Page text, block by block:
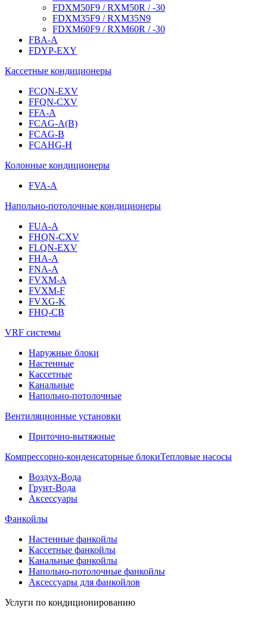
FDXM50F9 / RXM50R / -30
FDXM35F9 / RXM35N9
FDXM60F9 / RXM60R / -30
FBA-A
FDYP-EXY
Кассетные кондиционеры
FCQN-EXV
FFQN-CXV
FFA-A
FCAG-A(B)
FCAG-B
FCAHG-H
Колонные кондиционеры
FVA-A
Напольно-потолочные кондиционеры
FUA-A
FHQN-CXV
FLQN-EXV
FHA-A
FNA-A
FVXM-A
FVXM-F
FVXG-K
FHQ-CB
VRF системы
Наружные блоки
Настенные
Кассетные
Канальные
Напольно-потолочные
Вентиляционные установки
Приточно-вытяжные
Компрессорно-конденсаторные блокиТепловые насосы
Воздух-Вода
Грунт-Вода
Аксессуары
Фанкойлы
Настенные фанкойлы
Кассетные фанкойлы
Канальные фанкойлы
Напольно-потолочные фанкойлы
Аксессуары для фанкойлов
Услуги по кондиционированию